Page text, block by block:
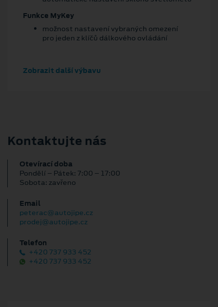
Funkce MyKey
možnost nastavení vybraných omezení
pro jeden z klíčů dálkového ovládání
Zobrazit další výbavu
Kontaktujte nás
Otevírací doba
Pondělí – Pátek: 7:00 – 17:00
Sobota: zavřeno
Email
peterac@autojipe.cz
prodej@autojipe.cz
Telefon
+420 737 933 452
+420 737 933 452